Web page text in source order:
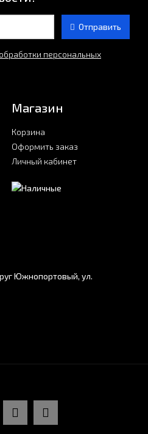
Отправить
персональных
Магазин
Корзина
Оформить заказ
Личный кабинет
Южнопортовый, ул.